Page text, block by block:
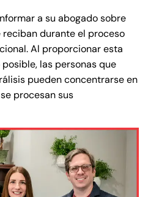
a su abogado sobre
durante el proceso
Al proporcionar esta
las personas que
pueden concentrarse en
procesan sus
PM
Closed
Closed
PM
Closed
Closed